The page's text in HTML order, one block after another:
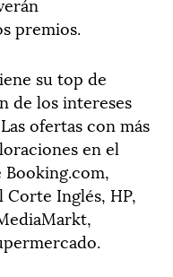
premios.
su top de
de los intereses
ofertas con más
en el
Corte Inglés, HP,